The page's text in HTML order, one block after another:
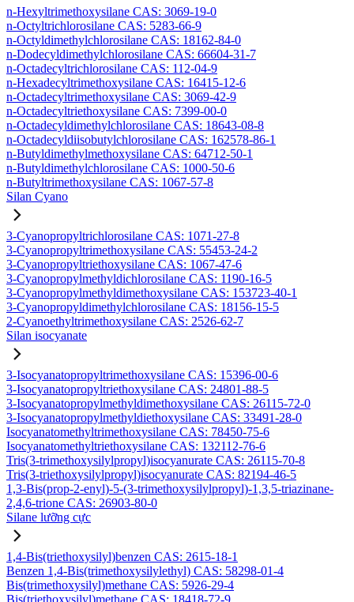
n-Hexyltrimethoxysilane CAS: 3069-19-0
n-Octyltrichlorosilane CAS: 5283-66-9
n-Octyldimethylchlorosilane CAS: 18162-84-0
n-Dodecyldimethylchlorosilane CAS: 66604-31-7
n-Octadecyltrichlorosilane CAS: 112-04-9
n-Hexadecyltrimethoxysilane CAS: 16415-12-6
n-Octadecyltrimethoxysilane CAS: 3069-42-9
n-Octadecyltriethoxysilane CAS: 7399-00-0
n-Octadecyldimethylchlorosilane CAS: 18643-08-8
n-Octadecyldiisobutylchlorosilane CAS: 162578-86-1
n-Butyldimethylmethoxysilane CAS: 64712-50-1
n-Butyldimethylchlorosilane CAS: 1000-50-6
n-Butyltrimethoxysilane CAS: 1067-57-8
Silan Cyano
3-Cyanopropyltrichlorosilane CAS: 1071-27-8
3-Cyanopropyltrimethoxysilane CAS: 55453-24-2
3-Cyanopropyltriethoxysilane CAS: 1067-47-6
3-Cyanopropylmethyldichlorosilane CAS: 1190-16-5
3-Cyanopropylmethyldimethoxysilane CAS: 153723-40-1
3-Cyanopropyldimethylchlorosilane CAS: 18156-15-5
2-Cyanoethyltrimethoxysilane CAS: 2526-62-7
Silan isocyanate
3-Isocyanatopropyltrimethoxysilane CAS: 15396-00-6
3-Isocyanatopropyltriethoxysilane CAS: 24801-88-5
3-Isocyanatopropylmethyldimethoxysilane CAS: 26115-72-0
3-Isocyanatopropylmethyldiethoxysilane CAS: 33491-28-0
Isocyanatomethyltrimethoxysilane CAS: 78450-75-6
Isocyanatomethyltriethoxysilane CAS: 132112-76-6
Tris(3-trimethoxysilylpropyl)isocyanurate CAS: 26115-70-8
Tris(3-triethoxysilylpropyl)isocyanurate CAS: 82194-46-5
1,3-Bis(prop-2-enyl)-5-(3-trimethoxysilylpropyl)-1,3,5-triazinane-
2,4,6-trione CAS: 26903-80-0
Silane lưỡng cực
1,4-Bis(triethoxysilyl)benzen CAS: 2615-18-1
Benzen 1,4-Bis(trimethoxysilylethyl) CAS: 58298-01-4
Bis(trimethoxysilyl)methane CAS: 5926-29-4
Bis(triethoxysilyl)methane CAS: 18418-72-9